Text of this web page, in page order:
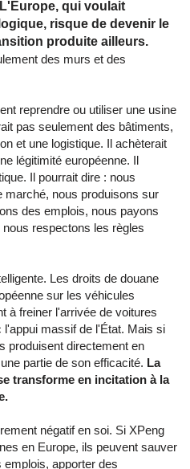
qui voulait
risque de devenir le
produite ailleurs.
des murs et des
reprendre ou utiliser une usine
pas seulement des bâtiments,
et une logistique. Il achèterait
légitimité européenne. Il
Il pourrait dire : nous
marché, nous produisons sur
des emplois, nous payons
respectons les règles
Les droits de douane
sur les véhicules
à freiner l'arrivée de voitures
l'appui massif de l'État. Mais si
produisent directement en
partie de son efficacité. La
transforme en incitation à la
négatif en soi. Si XPeng
en Europe, ils peuvent sauver
apporter des